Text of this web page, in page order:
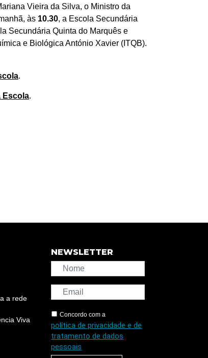
Vieira da Silva, o Ministro da
às 10.30, a Escola Secundária
Secundária Quinta do Marquês e
e Biológica António Xavier (ITQB).
.
Escola.
a rede
Viva
NEWSLETTER
Concordo com a
política de privacidade e de
tratamento de dados
pessoais